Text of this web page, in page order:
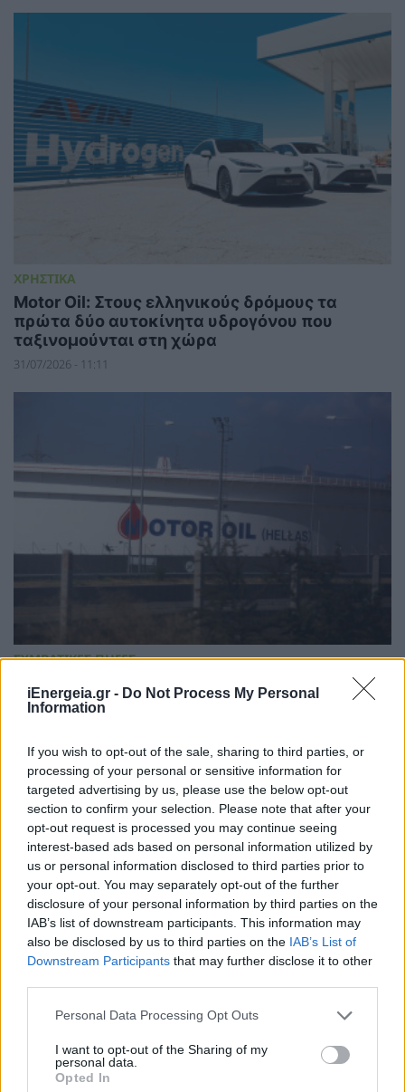
iEnergeia.gr - Do Not Process My Personal
Information
If you wish to opt-out of the sale, sharing to third parties, or
processing of your personal or sensitive information for
targeted advertising by us, please use the below opt-out
section to confirm your selection. Please note that after your
opt-out request is processed you may continue seeing
interest-based ads based on personal information utilized by
us or personal information disclosed to third parties prior to
your opt-out. You may separately opt-out of the further
disclosure of your personal information by third parties on the
IAB’s list of downstream participants. This information may
also be disclosed by us to third parties on the IAB’s List of
Downstream Participants that may further disclose it to other
Personal Data Processing Opt Outs
I want to opt-out of the Sharing of my
personal data.
Opted In
ΧΡΗΣΤΙΚΑ
Motor Oil: Στους ελληνικούς δρόμους τα
πρώτα δύο αυτοκίνητα υδρογόνου που
ταξινομούνται στη χώρα
31/07/2026 - 11:11
ΣΥΜΒΑΤΙΚΕΣ ΠΗΓΕΣ
Motor Oil: Ζητά αλλαγές στις δημοπρασίες του
ΔΕΣΦΑ ενόψει του τέλους του ρωσικού αερίου
ΣΥΜΒΑΤΙΚΕΣ ΠΗΓΕΣ
Η Motor Oil θα συμβάλλει στην προστασία
αγοράς και καταναλωτών από τις
ανατιμήσεις στα καύσιμα